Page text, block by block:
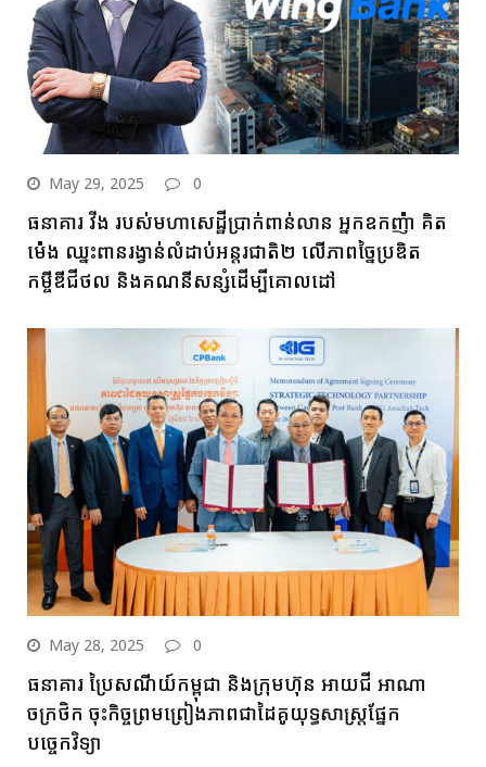
May 29, 2025 0
ធនាគារ វីង របស់មហាសេដ្ឋីប្រាក់ពាន់លាន អ្នកឧកញ៉ា គិត
ម៉េង ឈ្នះពានរង្វាន់លំដាប់អន្តរជាតិ២ លើភាពច្នៃប្រឌិត
កម្ចីឌីជីថល និងគណនីសន្សំដើម្បីគោលដៅ
May 28, 2025 0
ធនាគារ ប្រៃសណីយ៍កម្ពុជា និងក្រុមហ៊ុន អាយជី អាណា
ចក្រថិក ចុះកិច្ចព្រមព្រៀងភាពជាដៃគូយុទ្ធសាស្ត្រផ្នែក
បច្ចេកវិទ្យា